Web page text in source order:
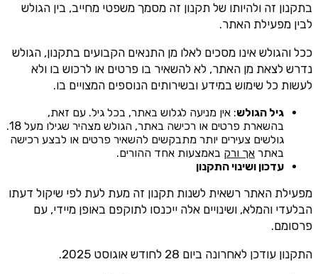
בתקנון זה ולהיותו של תקנון זה מסמך משפטי מחייב, בין הגולש
לבין מפעילת האתר.
ככל והגולש אינו מסכים לאלו מן התנאים הקבועים בתקנון, הגולש
נדרש לצאת מן האתר, לא להשאיר בו פרטים או לרכוש בו ולא
לעשות כל שימוש במידע ובשירותים הנוספים המצויים בו.
גיל הגולש: אין מניעה לגלוש באתר, בכל גיל. עם זאת,
בהשארת פרטים או רכישה באתר, הגולש מצהיר שגילו מעל 18.
גולשים צעירים יותר מתבקשים להשאיר פרטים או לבצע רכישה
באתר אך ורק באמצעות אחד ההורים.
עדכון ושינוי התקנון
מפעילת האתר רשאית לשנות תקנון זה מעת לעת לפי שיקול דעתו
הבלעדי והמלא, ושינויים אלה ייכנסו לתוקפם באופן מיידי, עם
פרסומם.
התקנון עודכן לאחרונה ביום 28 לחודש אוגוסט 2025.